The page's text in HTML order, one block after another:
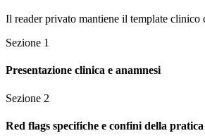
Il reader privato mantiene il template
Sezione 1
Presentazione clinica e anamnesi
Sezione 2
Red flags specifiche e confini della pratica